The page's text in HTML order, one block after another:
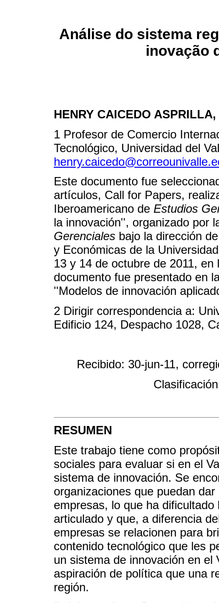
Análise do sistema
inovação
HENRY CAICEDO
1 Profesor de Comercio
Tecnológico, Universidad del
Este documento fue
artículos, Call for Papers,
Iberoamericano de Estudios
la innovación'', organizado por
Gerenciales bajo la dirección
y Económicas de la
13 y 14 de octubre de 2011,
documento fue presentado en
''Modelos de innovación
2 Dirigir correspondencia a:
Edificio 124, Despacho 1028,
Recibido: 30-jun-11,
RESUMEN
Este trabajo tiene como
sociales para evaluar si en el
sistema de innovación. Se
organizaciones que puedan
empresas, lo que ha
articulado y que, a diferencia
empresas se relacionen para
contenido tecnológico que les
un sistema de innovación en el
aspiración de política que una
región.